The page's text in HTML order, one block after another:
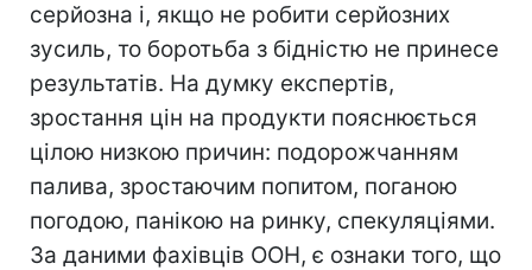
серйозна і, якщо не робити серйозних
зусиль, то боротьба з бідністю не принесе
результатів. На думку експертів,
зростання цін на продукти пояснюється
цілою низкою причин: подорожчанням
палива, зростаючим попитом, поганою
погодою, панікою на ринку, спекуляціями.
За даними фахівців ООН, є ознаки того, що